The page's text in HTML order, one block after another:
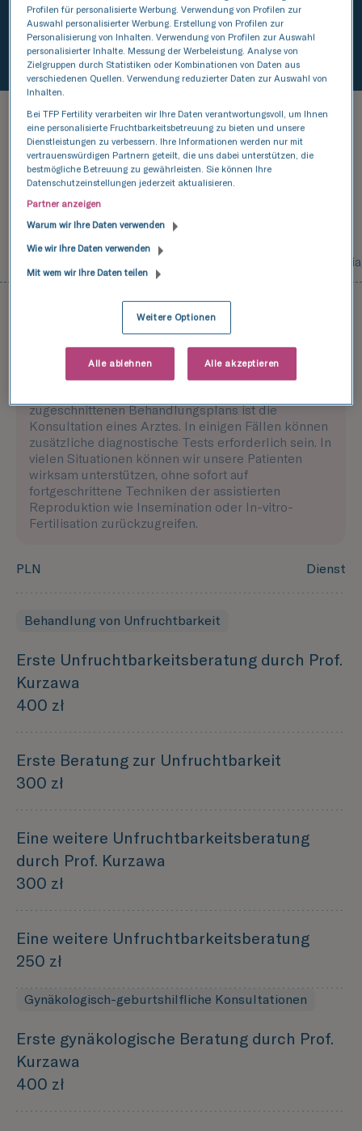
In vitro mit Ihren eigenen Zellen.
Medizinische Dienstleistungen
Erkunden Sie unsere
Preisliste
Einleitung des Prozesses der Diagnose und
Behandlung von Unfruchtbarkeit
Der erste Schritt zur Ermittlung des besten, auf die
zugeschnittenen Behandlungsplans ist die
Konsultation eines Arztes. In einigen Fällen können
zusätzliche diagnostische Tests erforderlich sein. In
vielen Situationen können wir unsere Patienten
wirksam unterstützen, ohne sofort auf
fortgeschrittene Techniken der assistierten
Reproduktion wie Insemination oder In-vitro-
Fertilisation zurückzugreifen.
Dienst
PLN
Behandlung von Unfruchtbarkeit
Erste Unfruchtbarkeitsberatung durch Prof.
Kurzawa
400 zł
Erste Beratung zur Unfruchtbarkeit
300 zł
Eine weitere Unfruchtbarkeitsberatung
durch Prof. Kurzawa
300 zł
Eine weitere Unfruchtbarkeitsberatung
250 zł
Gynäkologisch-geburtshilfliche Konsultationen
Erste gynäkologische Beratung durch Prof.
Kurzawa
400 zł
Profilen für personalisierte Werbung. Verwendung von Profilen zur
Auswahl personalisierter Werbung. Erstellung von Profilen zur
Personalisierung von Inhalten. Verwendung von Profilen zur Auswahl
personalisierter Inhalte. Messung der Werbeleistung. Analyse von
Zielgruppen durch Statistiken oder Kombinationen von Daten aus
verschiedenen Quellen. Verwendung reduzierter Daten zur Auswahl von
Inhalten.
Bei TFP Fertility verarbeiten wir Ihre Daten verantwortungsvoll, um Ihnen
eine personalisierte Fruchtbarkeitsbetreuung zu bieten und unsere
Dienstleistungen zu verbessern. Ihre Informationen werden nur mit
vertrauenswürdigen Partnern geteilt, die uns dabei unterstützen, die
bestmögliche Betreuung zu gewährleisten. Sie können Ihre
Datenschutzeinstellungen jederzeit aktualisieren.
Partner anzeigen
Warum wir Ihre Daten verwenden
Wie wir Ihre Daten verwenden
Mit wem wir Ihre Daten teilen
Weitere Optionen
Alle ablehnen Alle akzeptieren